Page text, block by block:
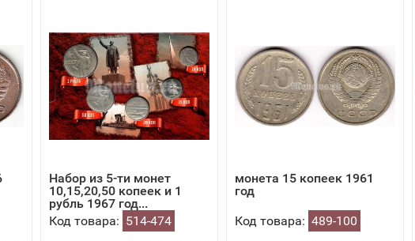
Набор из 5-ти монет
10,15,20,50 копеек и 1
рубль 1967 год...
Код товара: 514-474
монета 15 копеек 1961
год
Код товара: 489-100